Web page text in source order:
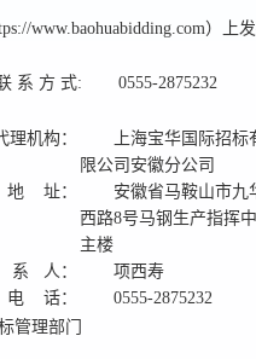
www.baohuabidding.com）上发
系 方 式: 0555-2875232
理机构：
上海宝华国际招标
限公司安徽分公司
地 址：
安徽省马鞍山市九
西路8号马钢生产指挥
主楼
系 人：
项西寿
电 话：
0555-2875232
管理部门